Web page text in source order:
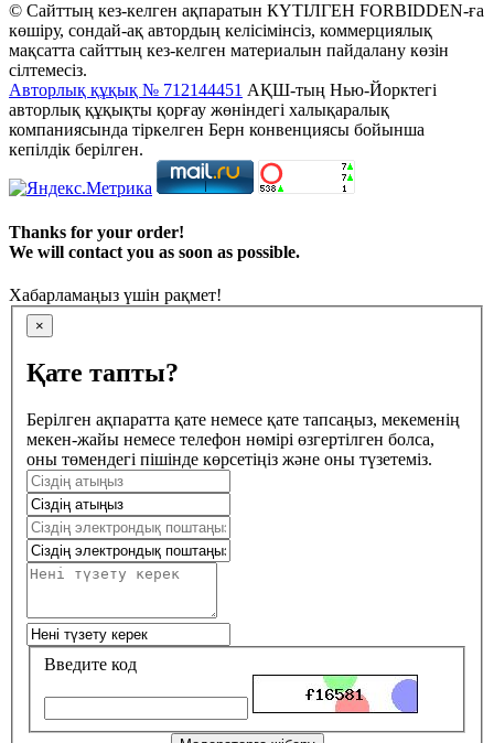
© Сайттың кез-келген ақпаратын КҮТІЛГЕН FORBIDDEN-ға
көшіру, сондай-ақ автордың келісімінсіз, коммерциялық
мақсатта сайттың кез-келген материалын пайдалану көзін
сілтемесіз.
Авторлық құқық № 712144451 АҚШ-тың Нью-Йорктегі
авторлық құқықты қорғау жөніндегі халықаралық
компаниясында тіркелген Берн конвенциясы бойынша
кепілдік берілген.
Thanks for your order!
We will contact you as soon as possible.
Хабарламаңыз үшін рақмет!
×
Қате тапты?
Берілген ақпаратта қате немесе қате тапсаңыз, мекеменің
мекен-жайы немесе телефон нөмірі өзгертілген болса,
оны төмендегі пішінде көрсетіңіз және оны түзетеміз.
Введите код